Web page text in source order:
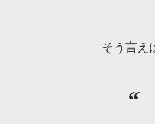
そう言え